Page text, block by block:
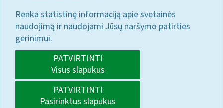
Renka statistinę informaciją apie svetainės
naudojimą ir naudojami Jūsų naršymo patirties
gerinimui.
PATVIRTINTI
Visus slapukus
PATVIRTINTI
Pasirinktus slapukus